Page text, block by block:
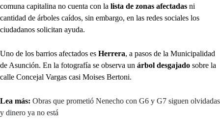
comuna capitalina no cuenta con la lista de zonas afectadas ni
cantidad de árboles caídos, sin embargo, en las redes sociales los
ciudadanos solicitan ayuda.
Uno de los barrios afectados es Herrera, a pasos de la Municipalidad
de Asunción. En la fotografía se observa un árbol desgajado sobre la
calle Concejal Vargas casi Moises Bertoni.
Lea más: Obras que prometió Nenecho con G6 y G7 siguen olvidadas
y dinero ya no está